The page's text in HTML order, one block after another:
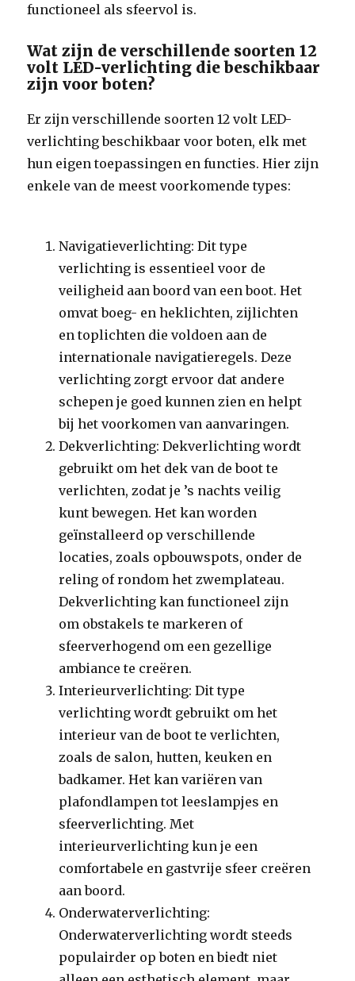
functioneel als sfeervol is.
Wat zijn de verschillende soorten 12
volt LED-verlichting die beschikbaar
zijn voor boten?
Er zijn verschillende soorten 12 volt LED-
verlichting beschikbaar voor boten, elk met
hun eigen toepassingen en functies. Hier zijn
enkele van de meest voorkomende types:
Navigatieverlichting: Dit type
verlichting is essentieel voor de
veiligheid aan boord van een boot. Het
omvat boeg- en heklichten, zijlichten
en toplichten die voldoen aan de
internationale navigatieregels. Deze
verlichting zorgt ervoor dat andere
schepen je goed kunnen zien en helpt
bij het voorkomen van aanvaringen.
Dekverlichting: Dekverlichting wordt
gebruikt om het dek van de boot te
verlichten, zodat je ’s nachts veilig
kunt bewegen. Het kan worden
geïnstalleerd op verschillende
locaties, zoals opbouwspots, onder de
reling of rondom het zwemplateau.
Dekverlichting kan functioneel zijn
om obstakels te markeren of
sfeerverhogend om een gezellige
ambiance te creëren.
Interieurverlichting: Dit type
verlichting wordt gebruikt om het
interieur van de boot te verlichten,
zoals de salon, hutten, keuken en
badkamer. Het kan variëren van
plafondlampen tot leeslampjes en
sfeerverlichting. Met
interieurverlichting kun je een
comfortabele en gastvrije sfeer creëren
aan boord.
Onderwaterverlichting:
Onderwaterverlichting wordt steeds
populairder op boten en biedt niet